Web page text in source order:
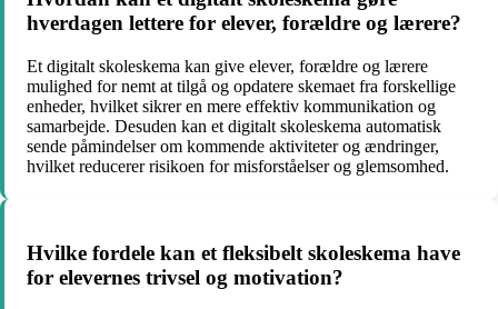
hverdagen lettere for elever, forældre og lærere?
Et digitalt skoleskema kan give elever, forældre og lærere
mulighed for nemt at tilgå og opdatere skemaet fra forskellige
enheder, hvilket sikrer en mere effektiv kommunikation og
samarbejde. Desuden kan et digitalt skoleskema automatisk
sende påmindelser om kommende aktiviteter og ændringer,
hvilket reducerer risikoen for misforståelser og glemsomhed.
Hvilke fordele kan et fleksibelt skoleskema have
for elevernes trivsel og motivation?